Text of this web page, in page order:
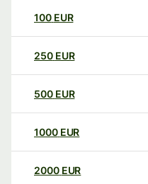
100 EUR
250 EUR
500 EUR
1000 EUR
2000 EUR